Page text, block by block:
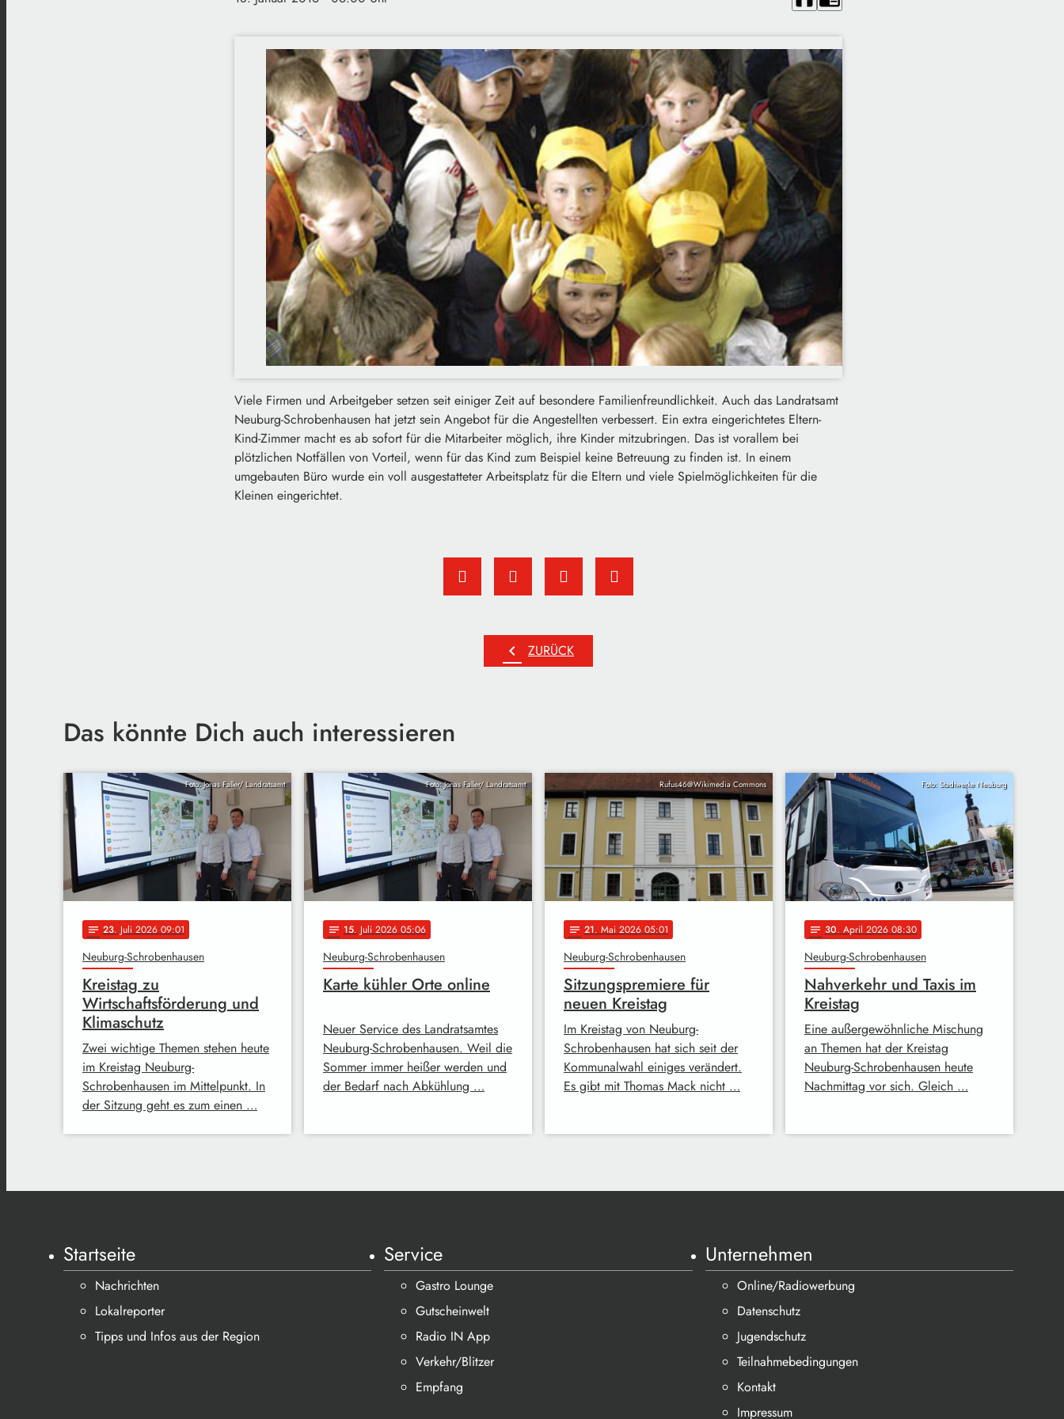
Viele Firmen und Arbeitgeber setzen seit einiger Zeit auf besondere Familienfreundlichkeit. Auch das Landratsamt
Neuburg-Schrobenhausen hat jetzt sein Angebot für die Angestellten verbessert. Ein extra eingerichtetes Eltern-
Kind-Zimmer macht es ab sofort für die Mitarbeiter möglich, ihre Kinder mitzubringen. Das ist vorallem bei
plötzlichen Notfällen von Vorteil, wenn für das Kind zum Beispiel keine Betreuung zu finden ist. In einem
umgebauten Büro wurde ein voll ausgestatteter Arbeitsplatz für die Eltern und viele Spielmöglichkeiten für die
Kleinen eingerichtet.
chevron_left ZURÜCK
Das könnte Dich auch interessieren
Foto: Jonas Faller/ Landratsamt
notes 23. Juli 2026 09:01
Neuburg-Schrobenhausen
Kreistag zu
Wirtschaftsförderung und
Klimaschutz
Zwei wichtige Themen stehen heute
im Kreistag Neuburg-
Schrobenhausen im Mittelpunkt. In
der Sitzung geht es zum einen …
Foto: Jonas Faller/ Landratsamt
notes 15. Juli 2026 05:06
Neuburg-Schrobenhausen
Karte kühler Orte online
Neuer Service des Landratsamtes
Neuburg-Schrobenhausen. Weil die
Sommer immer heißer werden und
der Bedarf nach Abkühlung …
Rufus46@Wikimedia Commons
notes 21. Mai 2026 05:01
Neuburg-Schrobenhausen
Sitzungspremiere für
neuen Kreistag
Im Kreistag von Neuburg-
Schrobenhausen hat sich seit der
Kommunalwahl einiges verändert.
Es gibt mit Thomas Mack nicht …
Foto: Stadtwerke Neuburg
notes 30. April 2026 08:30
Neuburg-Schrobenhausen
Nahverkehr und Taxis im
Kreistag
Eine außergewöhnliche Mischung
an Themen hat der Kreistag
Neuburg-Schrobenhausen heute
Nachmittag vor sich. Gleich …
Startseite
Nachrichten
Lokalreporter
Tipps und Infos aus der Region
Service
Gastro Lounge
Gutscheinwelt
Radio IN App
Verkehr/Blitzer
Empfang
Unternehmen
Online/Radiowerbung
Datenschutz
Jugendschutz
Teilnahmebedingungen
Kontakt
Impressum